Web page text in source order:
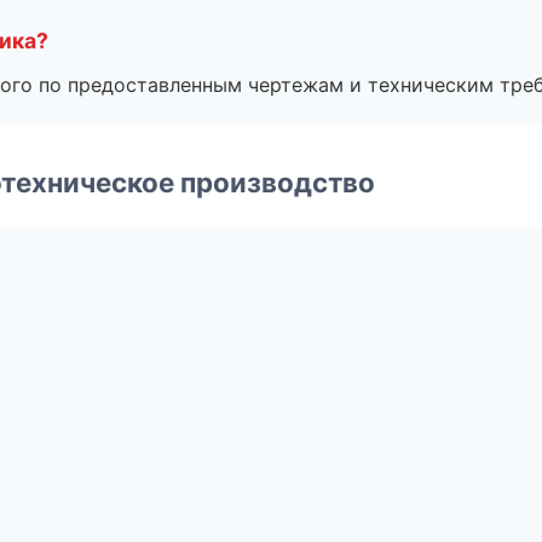
по предоставленным чертежам и техническим
производство